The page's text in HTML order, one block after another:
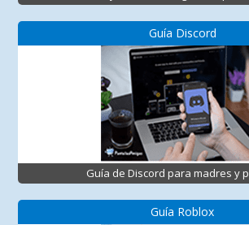
Guía Discord
Guía de Discord para madres y
Guía Roblox